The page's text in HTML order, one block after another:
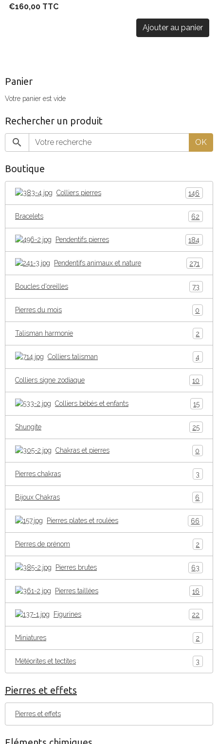
€160,00 TTC
Ajouter au panier
Panier
Votre panier est vide
Rechercher un produit
OK
Boutique
Colliers pierres 146
Bracelets 62
Pendentifs pierres 184
Pendentifs animaux et nature 271
Boucles d'oreilles 73
Pierres du mois 0
Talisman harmonie 2
Colliers talisman 4
Colliers signe zodiaque 10
Colliers bébés et enfants 15
Shungite 25
Chakras et pierres 0
Pierres chakras 3
Bijoux Chakras 6
Pierres plates et roulées 66
Pierres de prénom 2
Pierres brutes 63
Pierres taillées 16
Figurines 22
Miniatures 2
Météorites et tectites 3
Pierres et effets
Pierres et effets